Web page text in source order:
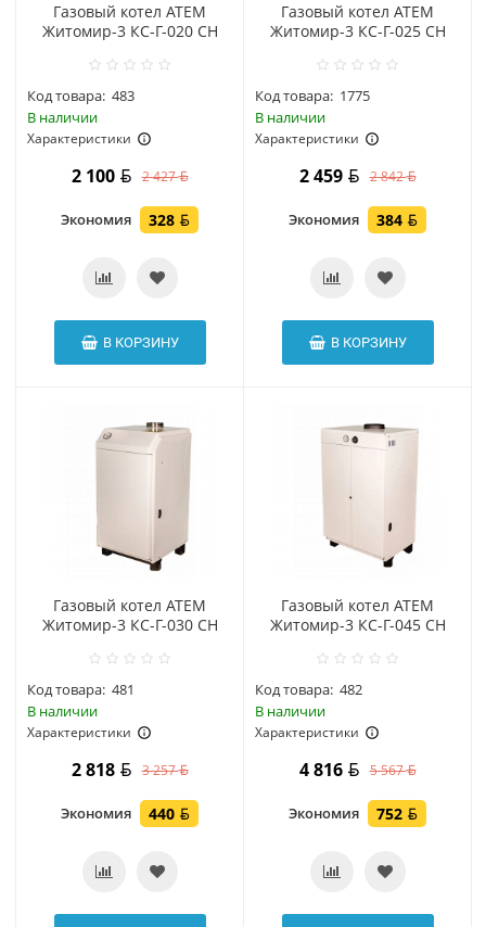
Газовый котел АТЕМ
Житомир-3 КС-Г-020 СН
Код товара: 483
В наличии
Характеристики
2 100 2 427
Экономия 328
В КОРЗИНУ
Газовый котел АТЕМ
Житомир-3 КС-Г-025 СН
Код товара: 1775
В наличии
Характеристики
2 459 2 842
Экономия 384
В КОРЗИНУ
Газовый котел АТЕМ
Житомир-3 КС-Г-030 СН
Код товара: 481
В наличии
Характеристики
2 818 3 257
Экономия 440
Газовый котел АТЕМ
Житомир-3 КС-Г-045 СН
Код товара: 482
В наличии
Характеристики
4 816 5 567
Экономия 752